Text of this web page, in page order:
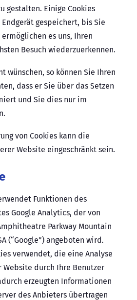
gestalten. Einige Cookies
gespeichert, bis Sie
es uns, Ihren
Besuch wiederzuerkennen.
wünschen, so können Sie Ihren
dass er Sie über das Setzen
und Sie dies nur im
von Cookies kann die
Website eingeschränkt sein.
Funktionen des
Google Analytics, der von
Parkway Mountain
(“Google”) angeboten wird.
verwendet, die eine Analyse
Website durch Ihre Benutzer
erzeugten Informationen
des Anbieters übertragen